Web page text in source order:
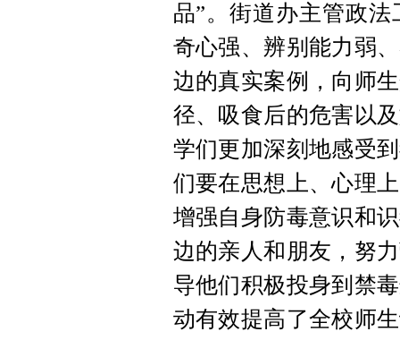
品”。街道办主管政
奇心强、辨别能力弱
边的真实案例，向师
径、吸食后的危害以
学们更加深刻地感受
们要在思想上、心理
增强自身防毒意识和
边的亲人和朋友，努
导他们积极投身到禁
动有效提高了全校师